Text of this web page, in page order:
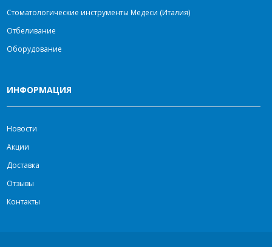
Стоматологические инструменты Медеси (Италия)
Отбеливание
Оборудование
ИНФОРМАЦИЯ
Новости
Акции
Доставка
Отзывы
Контакты